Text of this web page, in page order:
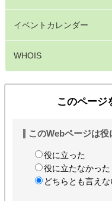
イベントカレンダー
WHOIS
このページ
このWebページは役
役に立った
役に立たなかった
どちらとも言えな